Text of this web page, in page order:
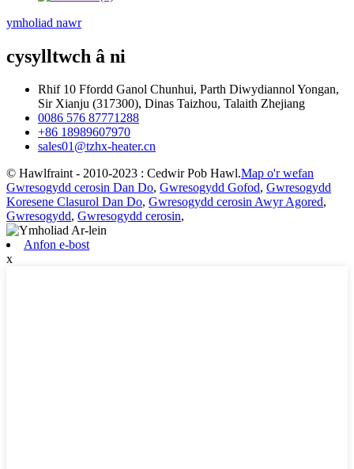
ymholiad nawr
cysylltwch â ni
Rhif 10 Ffordd Ganol Chunhui, Parth Diwydiannol Yongan,
Sir Xianju (317300), Dinas Taizhou, Talaith Zhejiang
0086 576 87771288
+86 18989607970
sales01@tzhx-heater.cn
© Hawlfraint - 2010-2023 : Cedwir Pob Hawl.Map o'r wefan
Gwresogydd cerosin Dan Do, Gwresogydd Gofod, Gwresogydd
Koresene Clasurol Dan Do, Gwresogydd cerosin Awyr Agored,
Gwresogydd, Gwresogydd cerosin,
Anfon e-bost
x